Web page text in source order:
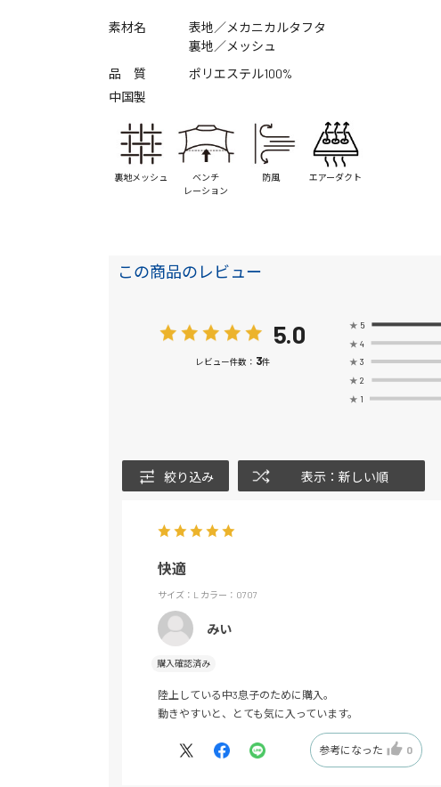
素材名
表地／メカニカルタフタ
裏地／メッシュ
品 質
ポリエステル100%
中国製
裏地メッシュ
ベンチ
レーション
防風 エアーダクト
この商品のレビュー
5.0
レビュー件数： 3件
★ 5
★ 4
★ 3
★ 2
★ 1
絞り込み 表示：新しい順
快適
サイズ：L カラー：0707
みい
購入確認済み
陸上している中3息子のために購入。
動きやすいと、とても気に入っています。
参考になった 0